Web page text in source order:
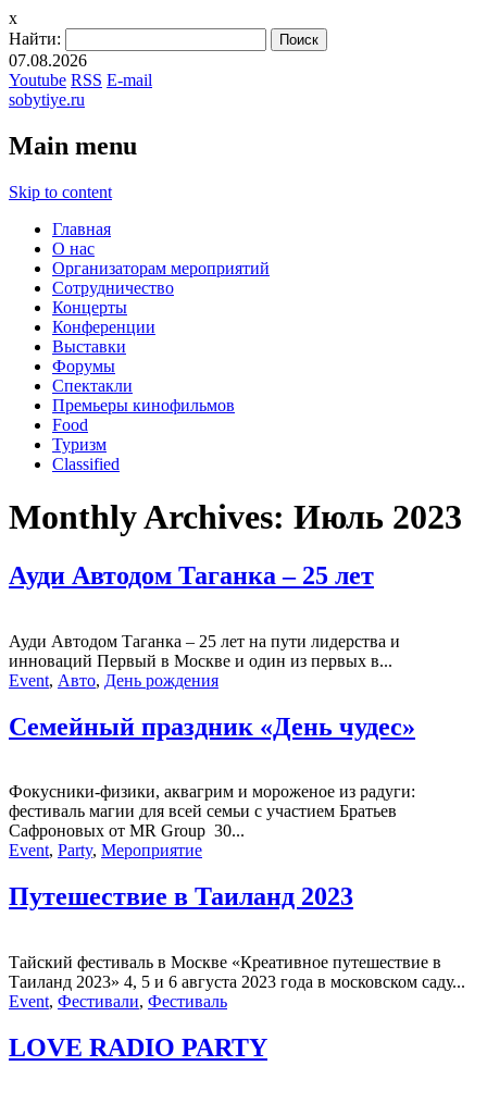
x
Найти:
07.08.2026
Youtube RSS E-mail
sobytiye.ru
Main menu
Skip to content
Главная
О нас
Организаторам мероприятий
Сотрудничество
Концерты
Конференции
Выставки
Форумы
Спектакли
Премьеры кинофильмов
Food
Туризм
Сlassified
Monthly Archives: Июль 2023
Ауди Автодом Таганка – 25 лет
Ауди Автодом Таганка – 25 лет на пути лидерства и
инноваций Первый в Москве и один из первых в...
Event, Авто, День рождения
Семейный праздник «День чудес»
Фокусники-физики, аквагрим и мороженое из радуги:
фестиваль магии для всей семьи с участием Братьев
Сафроновых от MR Group 30...
Event, Party, Мероприятие
Путешествие в Таиланд 2023
Тайский фестиваль в Москве «Креативное путешествие в
Таиланд 2023» 4, 5 и 6 августа 2023 года в московском саду...
Event, Фестивали, Фестиваль
LOVE RADIO PARTY